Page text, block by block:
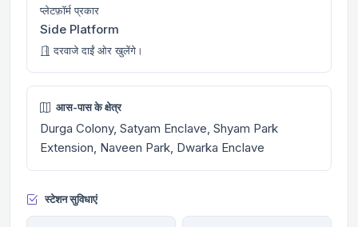
प्लेटफ़ॉर्म प्रकार
Side Platform
दरवाजे दाईं ओर खुलेंगे।
आस-पास के क्षेत्र
Durga Colony, Satyam Enclave, Shyam Park
Extension, Naveen Park, Dwarka Enclave
स्टेशन सुविधाएं